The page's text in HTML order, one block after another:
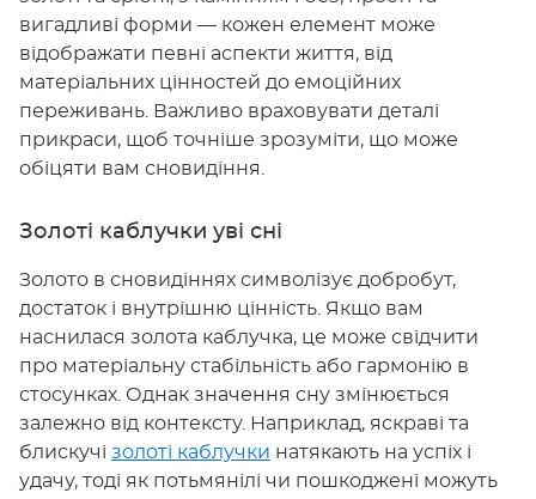
вигадливі форми — кожен елемент може
відображати певні аспекти життя, від
матеріальних цінностей до емоційних
переживань. Важливо враховувати деталі
прикраси, щоб точніше зрозуміти, що може
обіцяти вам сновидіння.
Золоті каблучки уві сні
Золото в сновидіннях символізує добробут,
достаток і внутрішню цінність. Якщо вам
наснилася золота каблучка, це може свідчити
про матеріальну стабільність або гармонію в
стосунках. Однак значення сну змінюється
залежно від контексту. Наприклад, яскраві та
блискучі золоті каблучки натякають на успіх і
удачу, тоді як потьмянілі чи пошкоджені можуть